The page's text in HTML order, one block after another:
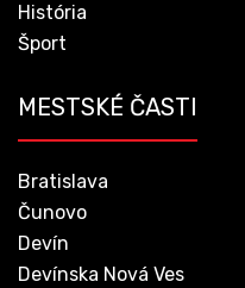
História
Šport
MESTSKÉ ČASTI
Bratislava
Čunovo
Devín
Devínska Nová Ves